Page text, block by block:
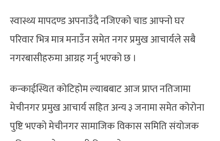
स्वास्थ्य मापदण्ड अपनाउँदै नजिएको चाड आफ्नो घर
परिवार भित्र मात्र मनाउँन समेत नगर प्रमुख आचार्यले सबै
नगरबासीहरुमा आग्रह गर्नु भएको छ ।
कन्काईस्थित कोटिहोम ल्याबबाट आज प्राप्त नतिजामा
मेचीनगर प्रमुख आचार्य सहित अन्य ३ जनामा समेत कोरोना
पुष्टि भएको मेचीनगर सामाजिक विकास समिति संयोजक